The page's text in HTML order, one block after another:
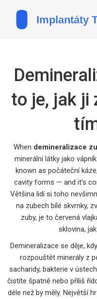
to je, jak ji
When demineralizace
minerální látky jako
known as počáteční káze
cavity forms — and it’s
Většina lidí si toho
na zubech bílé skvrnky,
zuby, je to červená
sklovina,
Demineralizace se děje,
rozpouštět minerály z
sacharidy, bakterie v
čistíte špatně nebo příliš
déle než by měly. Největší